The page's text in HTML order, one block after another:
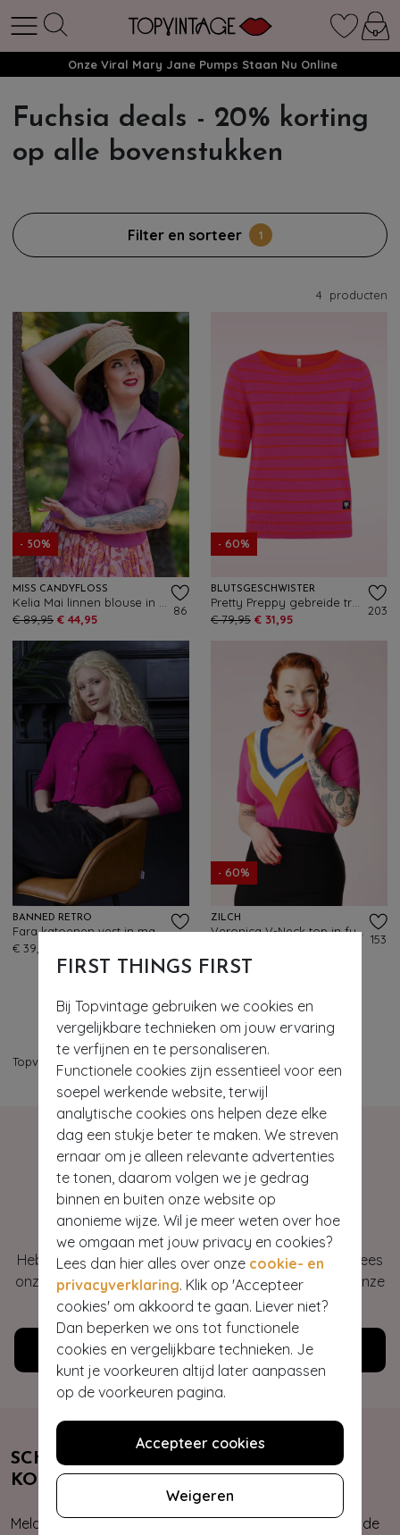
FIRST THINGS FIRST
Bij Topvintage gebruiken we cookies en
vergelijkbare technieken om jouw ervaring
te verfijnen en te personaliseren.
Functionele cookies zijn essentieel voor een
soepel werkende website, terwijl
analytische cookies ons helpen deze elke
dag een stukje beter te maken. We streven
ernaar om je alleen relevante advertenties
te tonen, daarom volgen we je gedrag
binnen en buiten onze website op
anonieme wijze. Wil je meer weten over hoe
we omgaan met jouw privacy en cookies?
Lees dan hier alles over onze cookie- en
privacyverklaring. Klik op 'Accepteer
cookies' om akkoord te gaan. Liever niet?
Dan beperken we ons tot functionele
cookies en vergelijkbare technieken. Je
kunt je voorkeuren altijd later aanpassen
op de voorkeuren pagina.
Accepteer cookies
Weigeren
Onze Viral Mary Jane Pumps Staan Nu Online
Fuchsia deals - 20% korting
op alle bovenstukken
Filter en sorteer 1
4 producten
- 50%
MISS CANDYFLOSS
€ 89,95 € 44,95
86
- 60%
BLUTSGESCHWISTER
€ 79,95 € 31,95
203
BANNED RETRO
Fara katoenen vest in magenta
€ 39,95
- 60%
ZILCH
Veronica V-Neck top in fuchsia
153
Topvintage Deals - tops
Hey gorgeous
Heb je vragen of heb je hulp nodig bij je bestelling? Lees
onze veelgestelde vragen of neem contact op met onze
klantenservice. Wij helpen je graag!
Klantenservice
SCHRIJF JE NU IN & ONTVANG 10%
KORTING
Meld je aan voor onze nieuwsbrief. Zo ben je altijd op de